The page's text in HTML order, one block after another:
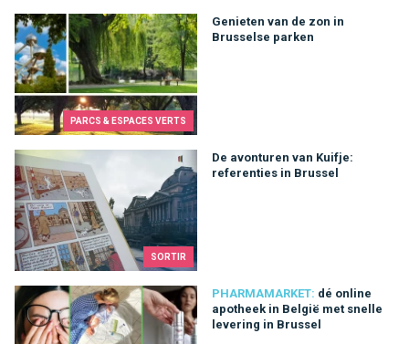
PARCS & ESPACES VERTS
Genieten van de zon in
Brusselse parken
Genieten van de zon in Brusselse parken
SORTIR
De avonturen van Kuifje:
referenties in Brussel
De avonturen van Kuifje: referenties in Brussel
PHARMAMARKET: dé online
apotheek in België met snelle
levering in Brussel
dé online apotheek in België met snelle levering in Brussel